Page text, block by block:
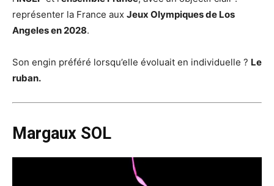
représenter la France aux Jeux Olympiques de Los
Angeles en 2028.
Son engin préféré lorsqu’elle évoluait en individuelle ? Le
ruban.
Margaux SOL